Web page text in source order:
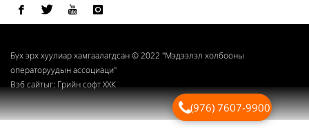
Бүх эрх хуулиар хамгаалагдсан © 2022 "Мэдээлэл холбооны
операторуудын ассоциаци"
Вэб сайтыг: Грийн софт ХХК
Дуудлагын төв (976) 7607-9900